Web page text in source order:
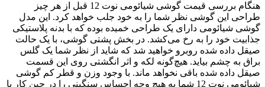
هنگام بررسی قیمت گوشی شیائومی نوت 12 قبل از هر چیز
این گوشی نظر شما را به خود جلب خواهد کرد. این مدل
شیائومی دارای یک طراحی خمیده بوده که با بدنه پلاستیکی
خود را به رخ می‌کشد. در بخش پشتی گوشی، با یک حالت
داده شده روبرو خواهید شد که شاید از نظر شما یک گلس
به چشم بیاید. هیچ‌گونه لکه و اثر انگشتی روی این قسمت
داده شده باقی نخواهد ماند. با وجود وزن و قطر کم گوشی
شیائومی نوت 12 شما به هیچ وجه احساس سنگینی را در حین کار با